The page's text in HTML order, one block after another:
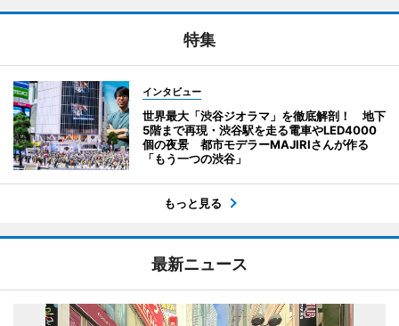
特集
インタビュー
世界最大「渋谷ジオラマ」を徹底解剖！ 地下
5階まで再現・渋谷駅を走る電車やLED4000
個の夜景 都市モデラーMAJIRIさんが作る
「もう一つの渋谷」
もっと見る
最新ニュース